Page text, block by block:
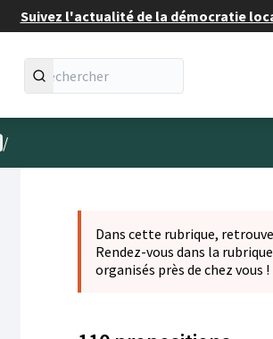
Suivez l'actualité de la démocratie
utilisateur
/
Dans cette rubrique,
Rendez-vous dans la rubrique
organisés près de chez vous !